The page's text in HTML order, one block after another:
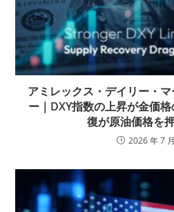
アミレックス・デイリー・
ー｜DXY指数の上昇が金価
復が原油価格を
2026 年 7